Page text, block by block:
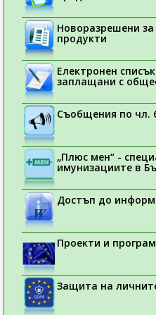
Новоразрешени
продукти
Електронен
заплащани с
Съобщения по чл.
„Плюс мен“ -
имунизациите в
Достъп до
Проекти и
Защита на